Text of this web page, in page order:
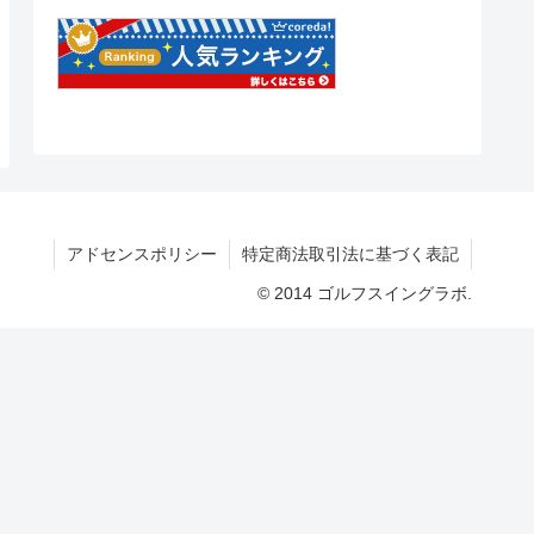
アドセンスポリシー 特定商法取引法に基づく表記
© 2014 ゴルフスイングラボ.